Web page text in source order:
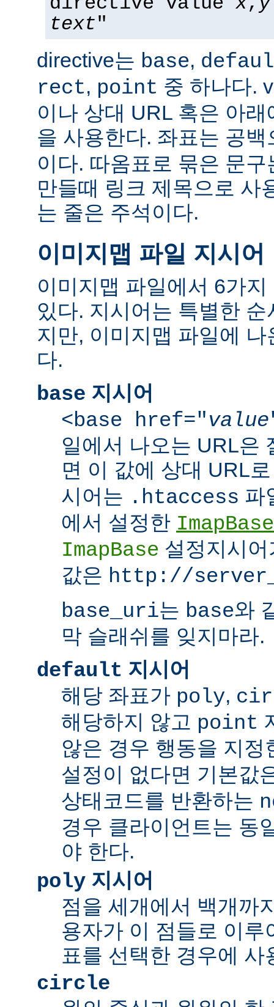
text"
directive는 base,
rect, point 중 하나다.
이나 상대 URL 혹은 아
을 사용한다. 좌표는 공
이다. 따옴표로 묶은 문
만들때 링크 제목으로 사
는 줄은 주석이다.
이미지맵 파일 지시어
이미지맵 파일에서 6가
있다. 지시어는 특별한
지만, 이미지맵 파일에
다.
base 지시어
<base href="value
일에서 나오는 URL은
면 이 값에 상대 URL
시어는 .htaccess 파
에서 설정한 ImapBase
ImapBase 설정지시
값은 http://
base_uri는 base와
막 슬래쉬를 잊지마라.
default 지시어
해당 좌표가 poly,
해당하지 않고 point
않은 경우 행동을 지
설정이 없다면 기본값
상태코드를 반환하는
경우 클라이언트는 동
야 한다.
poly 지시어
점을 세개에서 백개까
용자가 이 점들로 이루
표를 선택한 경우에 사
circle